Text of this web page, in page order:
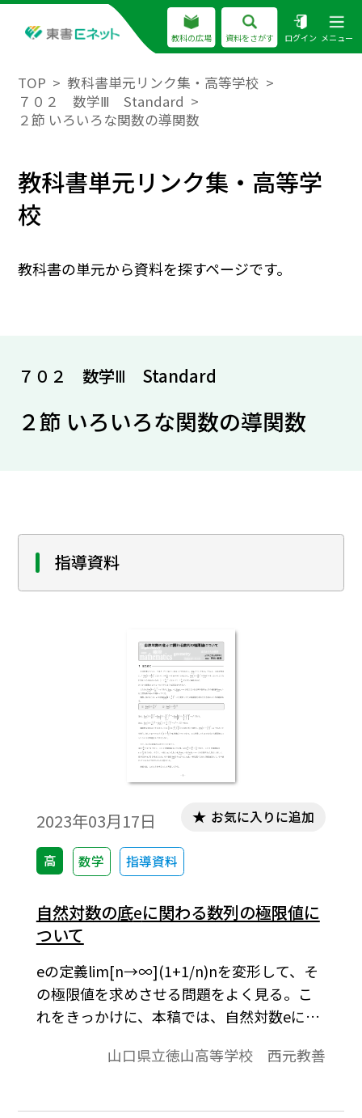
教科の広場 資料をさがす ログイン メニュー
TOP
教科書単元リンク集・高等学校
７０２ 数学Ⅲ Standard
２節 いろいろな関数の導関数
教科書単元リンク集・高等学
校
教科書の単元から資料を探すページです。
７０２ 数学Ⅲ Standard
２節 いろいろな関数の導関数
指導資料
2023年03月17日
高 数学 指導資料
お気に入りに追加
自然対数の底eに関わる数列の極限値に
ついて
eの定義lim[n→∞](1+1/n)nを変形して、そ
の極限値を求めさせる問題をよく見る。こ
れをきっかけに、本稿では、自然対数eに関
する。※文中の数式は、「Tosho数式エディ
を正しく表示するためには、「Tosho数式エ
山口県立徳山高等学校 西元教善